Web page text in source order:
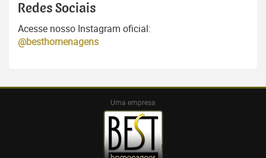
Redes Sociais
Acesse nosso Instagram oficial:
@besthomenagens
Uma empresa